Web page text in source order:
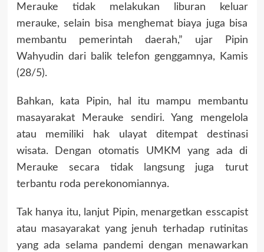
Merauke tidak melakukan liburan keluar
merauke, selain bisa menghemat biaya juga bisa
membantu pemerintah daerah,” ujar Pipin
Wahyudin dari balik telefon genggamnya, Kamis
(28/5).
Bahkan, kata Pipin, hal itu mampu membantu
masayarakat Merauke sendiri. Yang mengelola
atau memiliki hak ulayat ditempat destinasi
wisata. Dengan otomatis UMKM yang ada di
Merauke secara tidak langsung juga turut
terbantu roda perekonomiannya.
Tak hanya itu, lanjut Pipin, menargetkan esscapist
atau masayarakat yang jenuh terhadap rutinitas
yang ada selama pandemi dengan menawarkan